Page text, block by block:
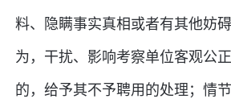
料、隐瞒事实真相或者有其他妨
为，干扰、影响考察单位客观公
的，给予其不予聘用的处理；情